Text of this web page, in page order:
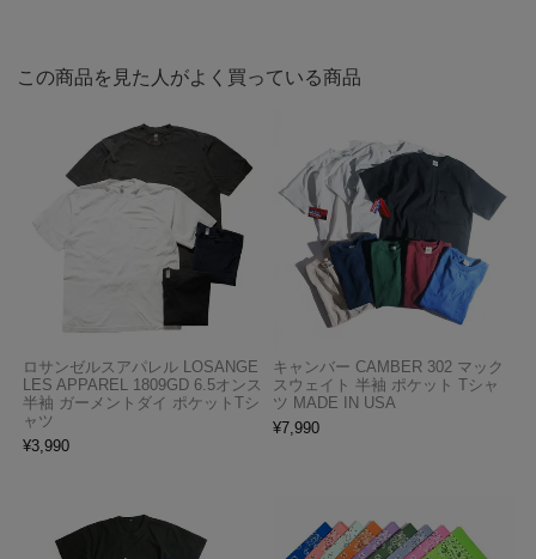
この商品を見た人がよく買っている商品
ロサンゼルスアパレル LOSANGE
LES APPAREL 1809GD 6.5オンス
半袖 ガーメントダイ ポケットTシ
ャツ
¥3,990
キャンバー CAMBER 302 マック
スウェイト 半袖 ポケット Tシャ
ツ MADE IN USA
¥7,990